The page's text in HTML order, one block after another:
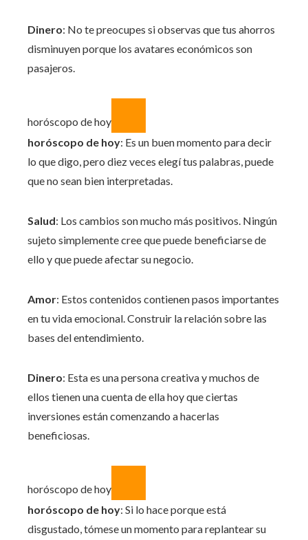
Dinero: No te preocupes si observas que tus ahorros
disminuyen porque los avatares económicos son
pasajeros.
horóscopo de hoy
horóscopo de hoy: Es un buen momento para decir
lo que digo, pero diez veces elegí tus palabras, puede
que no sean bien interpretadas.
Salud: Los cambios son mucho más positivos. Ningún
sujeto simplemente cree que puede beneficiarse de
ello y que puede afectar su negocio.
Amor: Estos contenidos contienen pasos importantes
en tu vida emocional. Construir la relación sobre las
bases del entendimiento.
Dinero: Esta es una persona creativa y muchos de
ellos tienen una cuenta de ella hoy que ciertas
inversiones están comenzando a hacerlas
beneficiosas.
horóscopo de hoy
horóscopo de hoy: Si lo hace porque está
disgustado, tómese un momento para replantear su